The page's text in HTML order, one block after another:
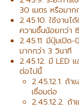
30 เมตร หรือมาก
2.45.10. ใช้งาน
ความชื้นน้อยกว่า
2.45.11. มีปุ่มเปิด
มากกว่า 3 วินาที
2.45.12. มี LED
ต่อไปนี้
2.45.12.1. ถ้
เชื่อมต่อ
2.45.12.2. ถ้